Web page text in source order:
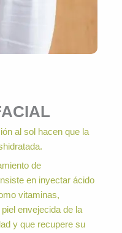
al sol hacen que la
de
en inyectar ácido
vitaminas,
envejecida de la
y que recupere su